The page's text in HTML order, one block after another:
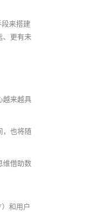
段来搭建
、更有未
越来越具
，也将随
维借助数
和用户